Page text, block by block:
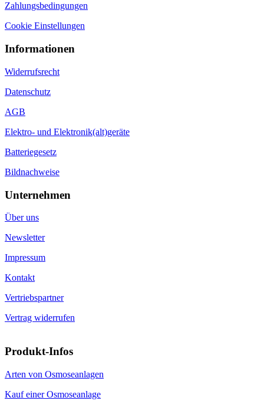
Zahlungsbedingungen
Cookie Einstellungen
Informationen
Widerrufsrecht
Datenschutz
AGB
Elektro- und Elektronik(alt)geräte
Batteriegesetz
Bildnachweise
Unternehmen
Über uns
Newsletter
Impressum
Kontakt
Vertriebspartner
Vertrag widerrufen
Produkt-Infos
Arten von Osmoseanlagen
Kauf einer Osmoseanlage